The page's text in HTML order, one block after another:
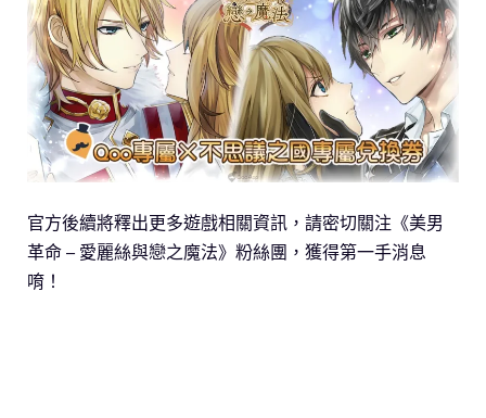
官方後續將釋出更多遊戲相關資訊，請密切關注《美男
革命 – 愛麗絲與戀之魔法》粉絲團，獲得第一手消息
唷！